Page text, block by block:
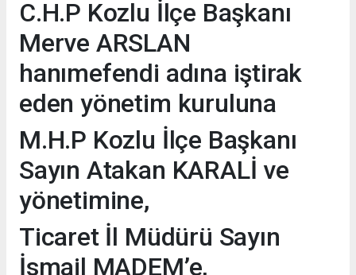
C.H.P Kozlu İlçe Başkanı
Merve ARSLAN
hanımefendi adına iştirak
eden yönetim kuruluna
M.H.P Kozlu İlçe Başkanı
Sayın Atakan KARALİ ve
yönetimine,
Ticaret İl Müdürü Sayın
İsmail MADEM’e,